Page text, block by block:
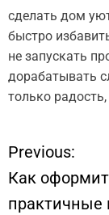
сделать дом
быстро
не запускать
дорабатывать
только
Н
а
Previous:
Как
практичные